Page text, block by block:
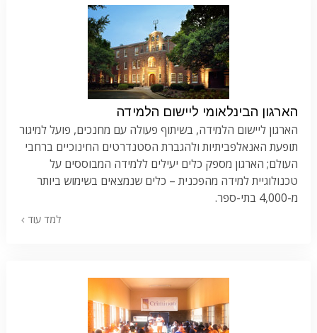
הארגון הבינלאומי ליישום הלמידה
הארגון ליישום הלמידה, בשיתוף פעולה עם מחנכים, פועל למיגור
תופעת האנאלפביתיות ולהגברת הסטנדרטים החינוכיים ברחבי
העולם; הארגון מספק כלים יעילים ללמידה המבוססים על
טכנולוגיית למידה מהפכנית – כלים שנמצאים בשימוש ביותר
מ-4,000 בתי-ספר.
למד עוד